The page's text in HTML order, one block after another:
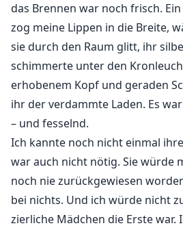
das Brennen war noch frisch.
zog meine Lippen in die Breite,
sie durch den Raum glitt, ihr
schimmerte unter den
erhobenem Kopf und geraden
ihr der verdammte Laden. Es
– und fesselnd.
Ich kannte noch nicht einmal
war auch nicht nötig. Sie würde
noch nie zurückgewiesen
bei nichts. Und ich würde nicht
zierliche Mädchen die Erste war.